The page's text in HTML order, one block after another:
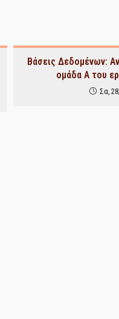
Βάσεις Δεδομένων:
ομάδα Α του
Σα,